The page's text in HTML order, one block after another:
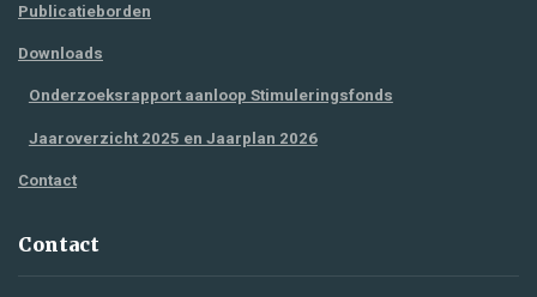
Publicatieborden
Downloads
Onderzoeksrapport aanloop Stimuleringsfonds
Jaaroverzicht 2025 en Jaarplan 2026
Contact
Contact